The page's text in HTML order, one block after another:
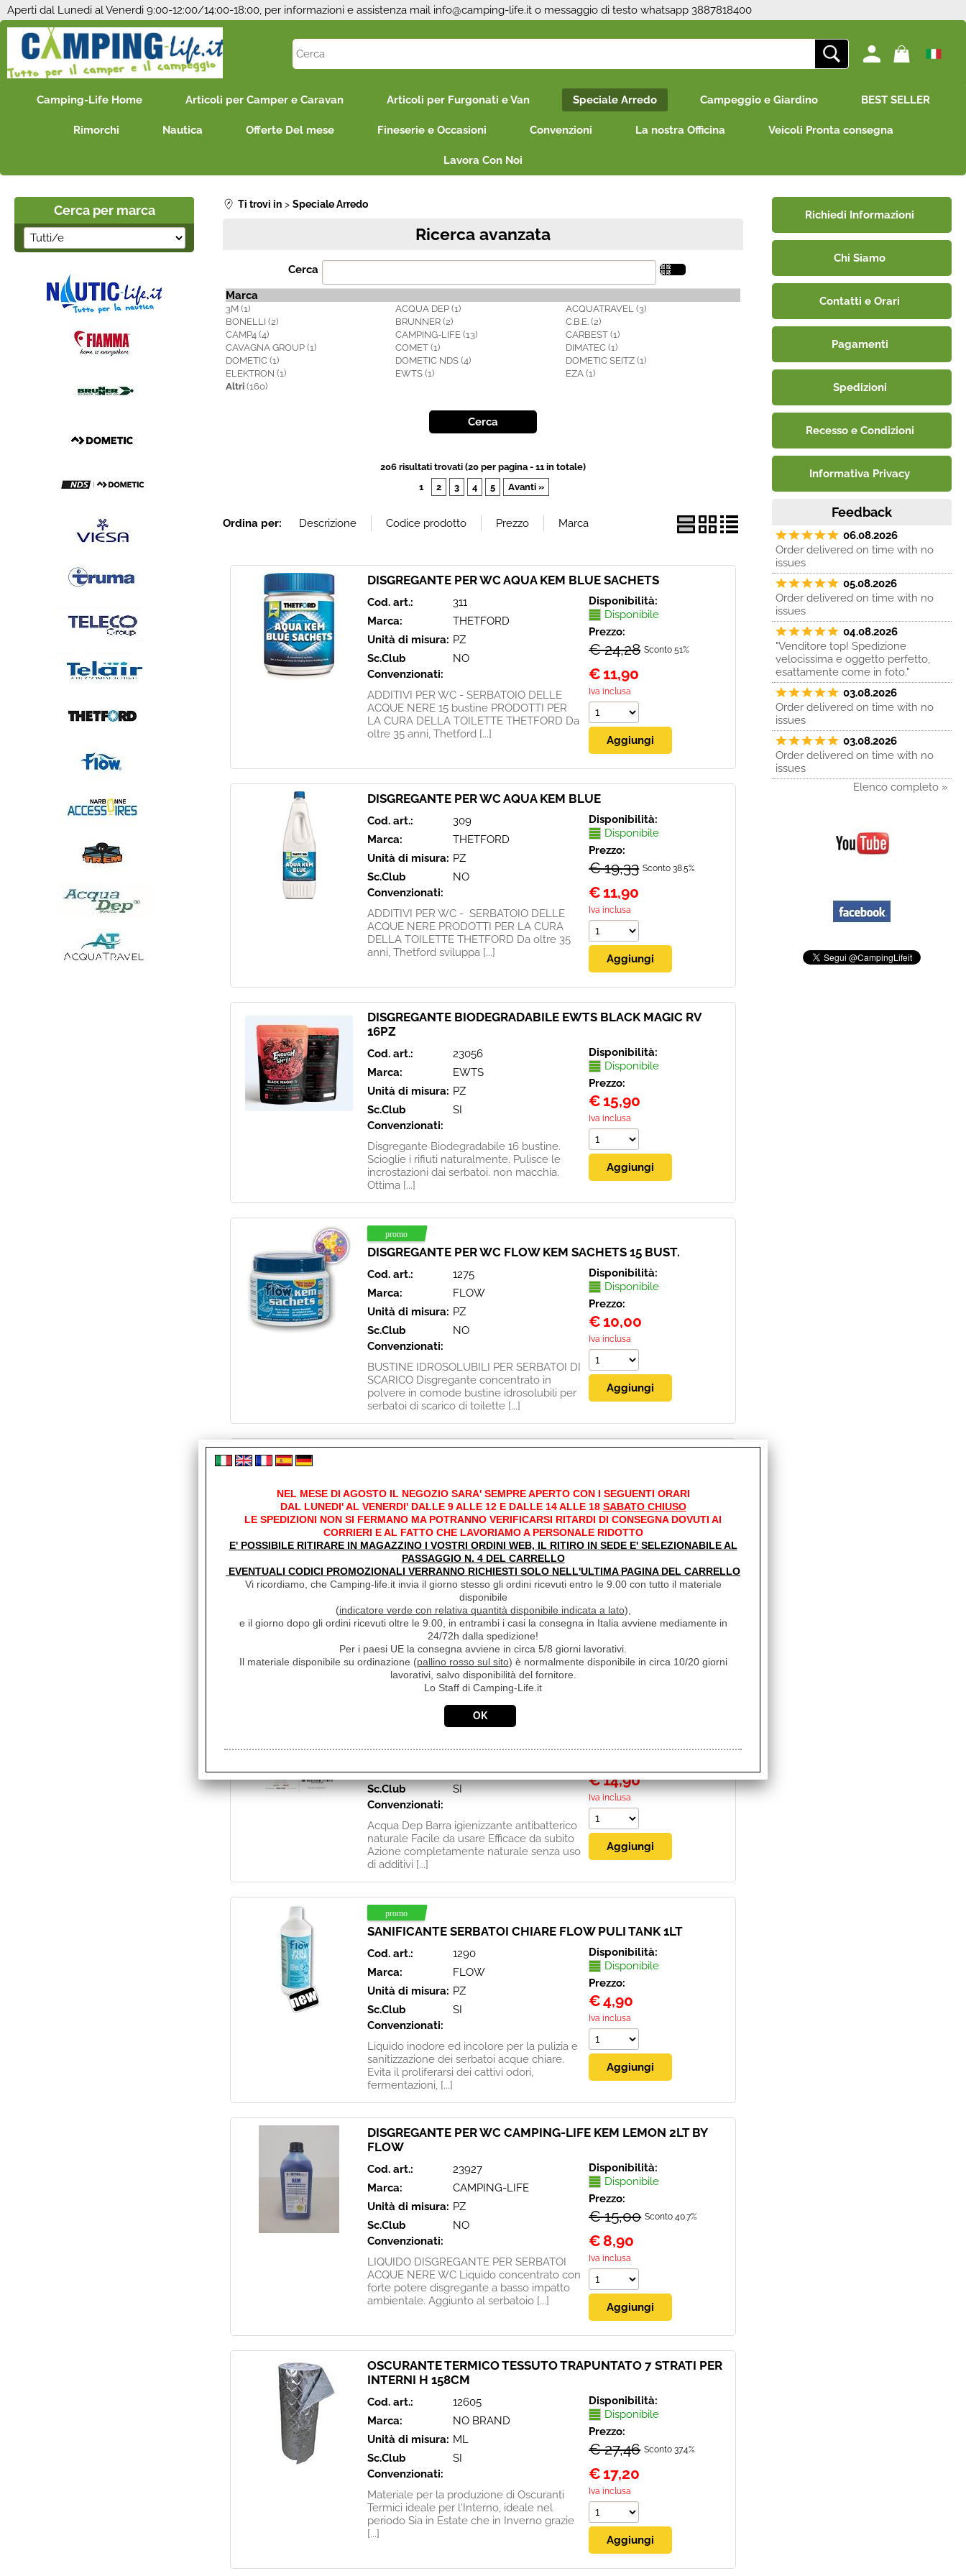
Aperti dal Lunedi al Venerdi 9:00-12:00/14:00-18:00, per informazioni e assistenza mail info@camping-life.it o messaggio di testo whatsapp 3887818400
Per completare l'ordine inserisci
poi clicca sul pulsante "Accedi"
Hai perso la password?
Se non sei ancora registrato sul
"Registrati"
Camping-Life Home Articoli per Camper e Caravan Articoli per Furgonati e Van Speciale Arredo Campeggio e Giardino BEST SELLER
Rimorchi Nautica Offerte Del mese Fineserie e Occasioni Convenzioni La nostra Officina Veicoli Pronta consegna
Lavora Con Noi
Cerca per marca Ti trovi in Speciale Arredo
Ricerca avanzata
Cerca
Marca
3M (1) ACQUA DEP (1)
ACQUATRAVEL (3)
BONELLI (2)
BRUNNER (2)
C.B.E. (2)
CAMP4 (4)
CAMPING-LIFE (13)
CARBEST (1)
CAVAGNA GROUP (1)
COMET (1)
DIMATEC (1)
DOMETIC (1)
DOMETIC NDS (4)
DOMETIC SEITZ (1)
ELEKTRON (1)
EWTS (1)
EZA (1)
Altri (160)
206 risultati trovati (20 per pagina - 11 in totale)
1
2 3 4 5 Avanti »
Ordina per:
DISGREGANTE PER WC AQUA KEM BLUE SACHETS
Cod. art.:
311
Marca:
THETFORD
Unità di misura: PZ
Sc.Club
Convenzionati:
NO
ADDITIVI PER WC - SERBATOIO DELLE
ACQUE NERE 15 bustine PRODOTTI PER
LA CURA DELLA TOILETTE THETFORD Da
oltre 35 anni, Thetford [...]
Disponibilità:
Disponibile
Prezzo:
€ 24,28 Sconto 51%
€ 11,90
Iva inclusa
DISGREGANTE PER WC AQUA KEM BLUE
Cod. art.:
309
Marca:
THETFORD
Unità di misura: PZ
Sc.Club
Convenzionati:
NO
ADDITIVI PER WC - SERBATOIO DELLE
ACQUE NERE PRODOTTI PER LA CURA
DELLA TOILETTE THETFORD Da oltre 35
anni, Thetford sviluppa [...]
Disponibilità:
Disponibile
Prezzo:
€ 19,33 Sconto 38.5%
€ 11,90
Iva inclusa
DISGREGANTE BIODEGRADABILE EWTS BLACK MAGIC RV
16PZ
Cod. art.:
23056
Marca:
EWTS
Unità di misura: PZ
Sc.Club
Convenzionati:
SI
Disgregante Biodegradabile 16 bustine.
Scioglie i rifiuti naturalmente. Pulisce le
incrostazioni dai serbatoi. non macchia.
Ottima [...]
Disponibilità:
Disponibile
Prezzo:
€ 15,90
Iva inclusa
DISGREGANTE PER WC FLOW KEM SACHETS 15 BUST.
Cod. art.:
1275
Marca:
FLOW
Unità di misura: PZ
Sc.Club
Convenzionati:
NO
BUSTINE IDROSOLUBILI PER SERBATOI DI
SCARICO Disgregante concentrato in
polvere in comode bustine idrosolubili per
serbatoi di scarico di toilette [...]
Disponibilità:
Disponibile
Prezzo:
€ 10,00
Iva inclusa
Cod. art.:
914
Marca:
SIKA
Unità di misura: PZ
Sc.Club
Convenzionati:
NO
Sigillante SIKAFLEX 521 UV Bianco.
Cartucce da 300 ml. Contrariamente al
poliuretano questo mastice non ingiallisce.
Resiste agli UV e si utilizza [...]
Disponibilità:
Disponibile
Prezzo:
€ 18,60 Sconto 43.5%
€10,50
Iva inclusa
BARRA ANTIBATTERICA ACQUA DEP CAMPING-LIFE EDITION
Marca:
ACQUA DEP
Unità di misura: PZ
Sc.Club
Convenzionati:
SI
Acqua Dep Barra igienizzante antibatterico
naturale Facile da usare Efficace da subito
Azione completamente naturale senza uso
di additivi [...]
€14,90
Iva inclusa
SANIFICANTE SERBATOI CHIARE FLOW PULI TANK 1LT
Cod. art.:
1290
Marca:
FLOW
Unità di misura: PZ
Sc.Club
Convenzionati:
SI
Liquido inodore ed incolore per la pulizia e
sanitizzazione dei serbatoi acque chiare.
Evita il proliferarsi dei cattivi odori,
fermentazioni, [...]
Disponibilità:
Disponibile
Prezzo:
€4,90
Iva inclusa
DISGREGANTE PER WC CAMPING-LIFE KEM LEMON 2LT BY
FLOW
Cod. art.:
23927
Marca:
CAMPING-LIFE
Unità di misura: PZ
Sc.Club
Convenzionati:
NO
LIQUIDO DISGREGANTE PER SERBATOI
ACQUE NERE WC Liquido concentrato con
forte potere disgregante a basso impatto
ambientale. Aggiunto al serbatoio [...]
Disponibilità:
Disponibile
Prezzo:
€ 15,00 Sconto 40.7%
€ 8,90
Iva inclusa
OSCURANTE TERMICO TESSUTO TRAPUNTATO 7 STRATI PER
INTERNI H 158CM
Cod. art.:
12605
Marca:
NO BRAND
Unità di misura: ML
Sc.Club
Convenzionati:
SI
Materiale per la produzione di Oscuranti
Termici ideale per l'Interno, ideale nel
periodo Sia in Estate che in Inverno grazie
[...]
Disponibilità:
Disponibile
Prezzo:
€ 27,46 Sconto 37.4%
€ 17,20
Iva inclusa
Richiedi Informazioni
Chi Siamo
Contatti e Orari
Pagamenti
Spedizioni
Recesso e Condizioni
Informativa Privacy
Feedback
06.08.2026
Order delivered on time with no
issues
05.08.2026
Order delivered on time with no
issues
04.08.2026
"Venditore top! Spedizione
velocissima e oggetto perfetto,
esattamente come in foto."
03.08.2026
Order delivered on time with no
issues
03.08.2026
Order delivered on time with no
issues
Elenco completo »
NEL MESE DI AGOSTO IL NEGOZIO SARA' SEMPRE APERTO CON I SEGUENTI ORARI
DAL LUNEDI' AL VENERDI' DALLE 9 ALLE 12 E DALLE 14 ALLE 18 SABATO CHIUSO
LE SPEDIZIONI NON SI FERMANO MA POTRANNO VERIFICARSI RITARDI DI CONSEGNA DOVUTI AI
CORRIERI E AL FATTO CHE LAVORIAMO A PERSONALE RIDOTTO
E' POSSIBILE RITIRARE IN MAGAZZINO I VOSTRI ORDINI WEB, IL RITIRO IN SEDE E' SELEZIONABILE AL
PASSAGGIO N. 4 DEL CARRELLO
EVENTUALI CODICI PROMOZIONALI VERRANNO RICHIESTI SOLO NELL'ULTIMA PAGINA DEL CARRELLO
Vi ricordiamo, che Camping-life.it invia il giorno stesso gli ordini ricevuti entro le 9.00 con tutto il materiale
disponibile
(indicatore verde con relativa quantità disponibile indicata a lato),
e il giorno dopo gli ordini ricevuti oltre le 9.00, in entrambi i casi la consegna in Italia avviene mediamente in
24/72h dalla spedizione!
Per i paesi UE la consegna avviene in circa 5/8 giorni lavorativi.
Il materiale disponibile su ordinazione (pallino rosso sul sito) è normalmente disponibile in circa 10/20 giorni
lavorativi, salvo disponibilità del fornitore.
Lo Staff di Camping-Life.it